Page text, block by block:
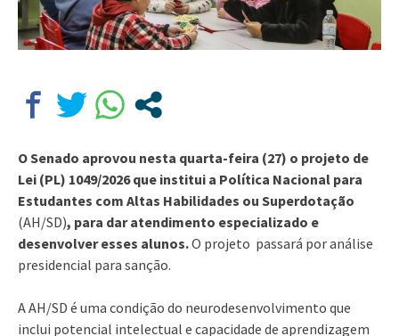
O Senado aprovou nesta quarta-feira (27) o projeto de
Lei (PL) 1049/2026 que institui a Política Nacional para
Estudantes com Altas Habilidades ou Superdotação
(AH/SD), para dar atendimento especializado e
desenvolver esses alunos.O projeto passará por análise
presidencial para sanção.
A AH/SD é uma condição do neurodesenvolvimento que
inclui potencial intelectual e capacidade de aprendizagem